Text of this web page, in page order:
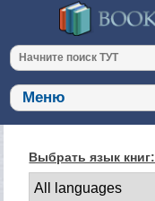
Выбрать язык книг: